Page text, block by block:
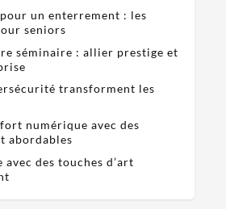
un enterrement : les
seniors
séminaire : allier prestige et
transforment les
numérique avec des
abordables
avec des touches d’art